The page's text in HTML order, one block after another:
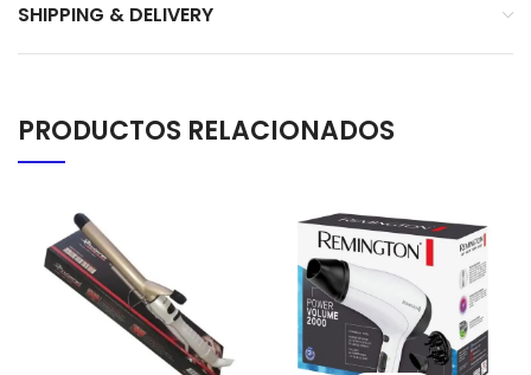
SHIPPING & DELIVERY
PRODUCTOS RELACIONADOS